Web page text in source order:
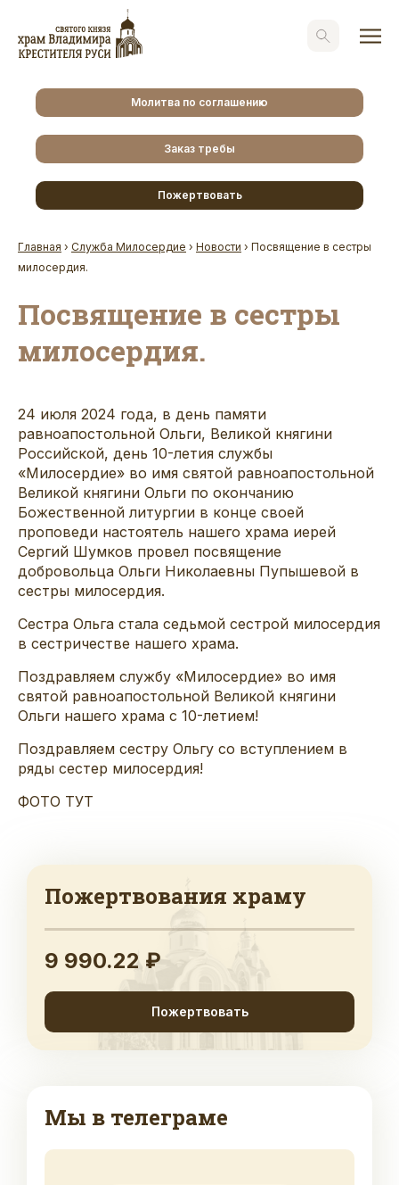
Молитва по соглашению
Заказ требы
Пожертвовать
Главная › Служба Милосердие › Новости › Посвящение в сестры
милосердия.
Посвящение в сестры
милосердия.
24 июля 2024 года, в день памяти
равноапостольной Ольги, Великой княгини
Российской, день 10-летия службы
«Милосердие» во имя святой равноапостольной
Великой княгини Ольги по окончанию
Божественной литургии в конце своей
проповеди настоятель нашего храма иерей
Сергий Шумков провел посвящение
добровольца Ольги Николаевны Пупышевой в
сестры милосердия.
Сестра Ольга стала седьмой сестрой милосердия
в сестричестве нашего храма.
Поздравляем службу «Милосердие» во имя
святой равноапостольной Великой княгини
Ольги нашего храма с 10-летием!
Поздравляем сестру Ольгу со вступлением в
ряды сестер милосердия!
ФОТО ТУТ
Пожертвования храму
9 990.22 ₽
Пожертвовать
Мы в телеграме